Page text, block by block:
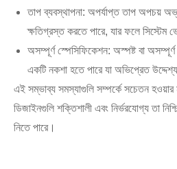
তাপ ব্যবস্থাপনা: অপর্যাপ্ত তাপ অপচয়
ক্ষতিগ্রস্ত করতে পারে, যার ফলে সিস্টেম
অসম্পূর্ণ স্পেসিফিকেশন: অস্পষ্ট বা
একটি নকশা হতে পারে যা অভিপ্রেত
এই সম্ভাব্য সমস্যাগুলি সম্পর্কে সচেতন হওয়ার
ডিজাইনগুলি শক্তিশালী এবং নির্ভরযোগ্য তা
নিতে পারে।